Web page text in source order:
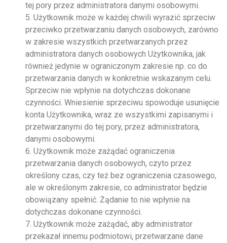
tej pory przez administratora danymi osobowymi.
5. Użytkownik może w każdej chwili wyrazić sprzeciw
przeciwko przetwarzaniu danych osobowych, zarówno
w zakresie wszystkich przetwarzanych przez
administratora danych osobowych Użytkownika, jak
również jedynie w ograniczonym zakresie np. co do
przetwarzania danych w konkretnie wskazanym celu.
Sprzeciw nie wpłynie na dotychczas dokonane
czynności. Wniesienie sprzeciwu spowoduje usunięcie
konta Użytkownika, wraz ze wszystkimi zapisanymi i
przetwarzanymi do tej pory, przez administratora,
danymi osobowymi.
6. Użytkownik może zażądać ograniczenia
przetwarzania danych osobowych, czyto przez
określony czas, czy też bez ograniczenia czasowego,
ale w określonym zakresie, co administrator będzie
obowiązany spełnić. Żądanie to nie wpłynie na
dotychczas dokonane czynności.
7. Użytkownik może zażądać, aby administrator
przekazał innemu podmiotowi, przetwarzane dane